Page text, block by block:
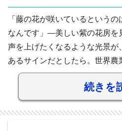
「藤の花が咲いているという
なんです」—美しい紫の花房を
声を上げたくなるような光景が
あるサインだとしたら。世界
続きを